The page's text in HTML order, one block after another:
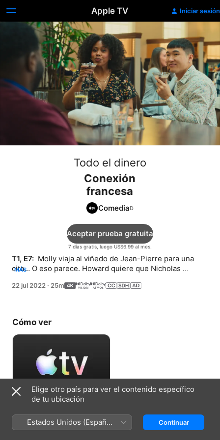
Apple TV Iniciar sesión
Todo el dinero
Conexión
francesa
Comedia
7 días gratis, luego US$6.99 al mes.
Aceptar prueba gratuita
T1, E7: Molly viaja al viñedo de Jean-Pierre para una
cita… O eso parece. Howard quiere que Nicholas
MÁS
22 jul 2022 · 25m
Cómo ver
7 días gratis, luego US$6.99 al mes.
Elige otro país para ver el contenido específico
de tu ubicación
Estados Unidos (Español
México)
Continuar